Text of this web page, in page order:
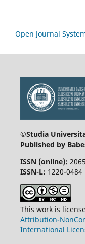
Open Journal
©Studia
Published by
ISSN (online):
ISSN-L: 1220-0484
This work is
Attribution-
International